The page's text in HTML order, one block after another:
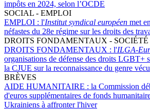
impôts en 2024, selon l’OCDE
SOCIAL - EMPLOI
EMPLOI : l'Institut syndical européen met
néfastes du 28e régime sur les droits des
DROITS FONDAMENTAUX - SOCIÉTÉ
DROITS FONDAMENTAUX : l'ILGA-
organisations de défense des droits LGBT+
la CJUE sur la reconnaissance du genre vécu
BRÈVES
AIDE HUMANITAIRE : la Commission
d'euros supplémentaires de fonds
Ukrainiens à affronter l'hiver